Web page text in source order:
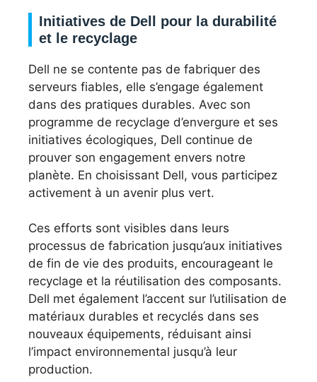
Initiatives de Dell pour la durabilité
et le recyclage
Dell ne se contente pas de fabriquer des
serveurs fiables, elle s’engage également
dans des pratiques durables. Avec son
programme de recyclage d’envergure et ses
initiatives écologiques, Dell continue de
prouver son engagement envers notre
planète. En choisissant Dell, vous participez
activement à un avenir plus vert.
Ces efforts sont visibles dans leurs
processus de fabrication jusqu’aux initiatives
de fin de vie des produits, encourageant le
recyclage et la réutilisation des composants.
Dell met également l’accent sur l’utilisation de
matériaux durables et recyclés dans ses
nouveaux équipements, réduisant ainsi
l’impact environnemental jusqu’à leur
production.